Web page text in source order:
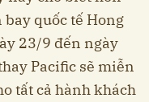
quốc tế Hong
23/9 đến ngày
Pacific sẽ miễn
tất cả hành khách